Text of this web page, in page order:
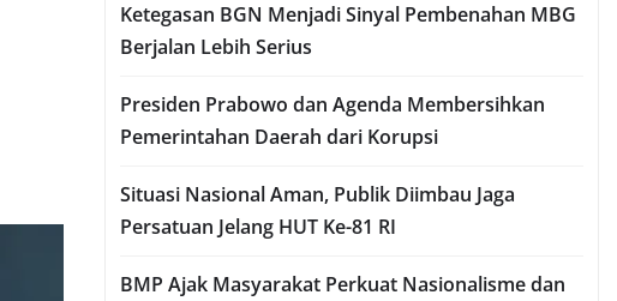
Ketegasan BGN Menjadi Sinyal Pembenahan MBG
Berjalan Lebih Serius
Presiden Prabowo dan Agenda Membersihkan
Pemerintahan Daerah dari Korupsi
Situasi Nasional Aman, Publik Diimbau Jaga
Persatuan Jelang HUT Ke-81 RI
BMP Ajak Masyarakat Perkuat Nasionalisme dan